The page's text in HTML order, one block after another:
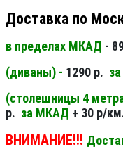
Доставка по
в пределах МКАД -
(диваны) - 1290 р.
(столешницы 4
р. за МКАД + 30 р/
ВНИМАНИЕ!!!